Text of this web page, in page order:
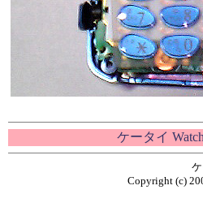
ケータイ
Copyright (c)